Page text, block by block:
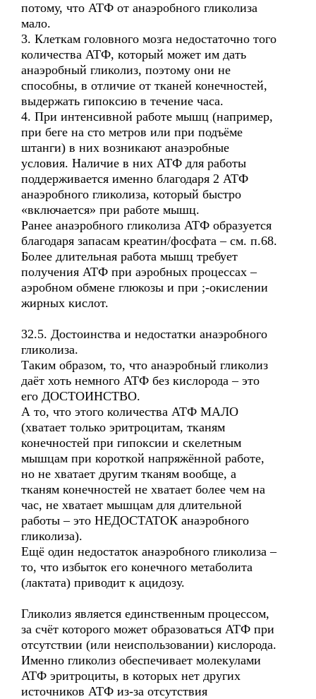
потому, что АТФ от анаэробного гликолиза
мало.
3. Клеткам головного мозга недостаточно того
количества АТФ, который может им дать
анаэробный гликолиз, поэтому они не
способны, в отличие от тканей конечностей,
выдержать гипоксию в течение часа.
4. При интенсивной работе мышц (например,
при беге на сто метров или при подъёме
штанги) в них возникают анаэробные
условия. Наличие в них АТФ для работы
поддерживается именно благодаря 2 АТФ
анаэробного гликолиза, который быстро
«включается» при работе мышц.
Ранее анаэробного гликолиза АТФ образуется
благодаря запасам креатин/фосфата – см. п.68.
Более длительная работа мышц требует
получения АТФ при аэробных процессах –
аэробном обмене глюкозы и при ;-окислении
жирных кислот.
32.5. Достоинства и недостатки анаэробного
гликолиза.
Таким образом, то, что анаэробный гликолиз
даёт хоть немного АТФ без кислорода – это
его ДОСТОИНСТВО.
А то, что этого количества АТФ МАЛО
(хватает только эритроцитам, тканям
конечностей при гипоксии и скелетным
мышцам при короткой напряжённой работе,
но не хватает другим тканям вообще, а
тканям конечностей не хватает более чем на
час, не хватает мышцам для длительной
работы – это НЕДОСТАТОК анаэробного
гликолиза).
Ещё один недостаток анаэробного гликолиза –
то, что избыток его конечного метаболита
(лактата) приводит к ацидозу.
Гликолиз является единственным процессом,
за счёт которого может образоваться АТФ при
отсутствии (или неиспользовании) кислорода.
Именно гликолиз обеспечивает молекулами
АТФ эритроциты, в которых нет других
источников АТФ из-за отсутствия